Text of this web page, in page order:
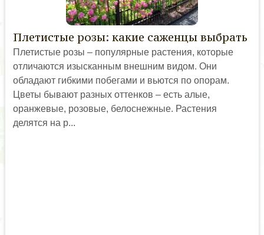
Плетистые розы: какие саженцы выбрать
Плетистые розы – популярные растения, которые
отличаются изысканным внешним видом. Они
обладают гибкими побегами и вьются по опорам.
Цветы бывают разных оттенков – есть алые,
оранжевые, розовые, белоснежные. Растения
делятся на р...